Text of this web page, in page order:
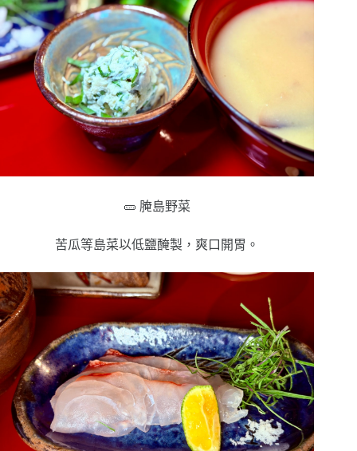
🥒 腌島野菜
苦瓜等島菜以低鹽醃製，爽口開胃。